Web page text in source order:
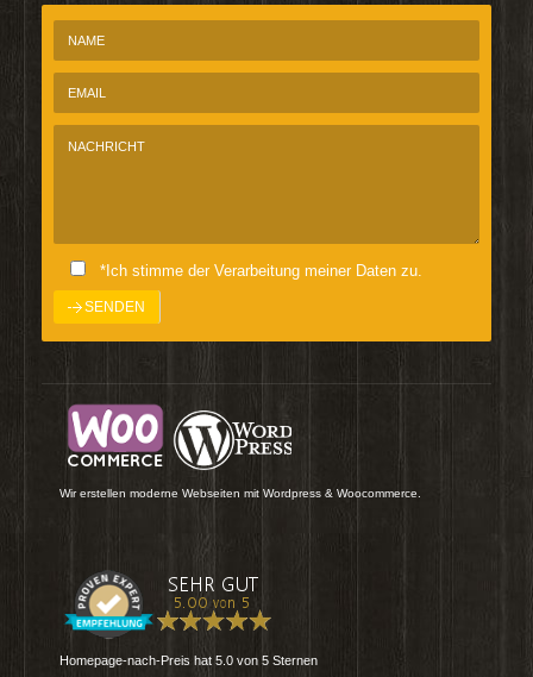
*Ich stimme der Verarbeitung meiner Daten zu.
Wir erstellen moderne Webseiten mit Wordpress & Woocommerce.
Homepage-nach-Preis hat 5.0 von 5 Sternen